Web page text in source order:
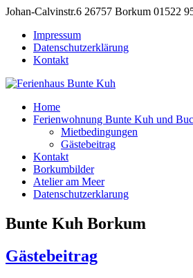
Johan-Calvinstr.6 26757 Borkum 01522
Impressum
Datenschutzerklärung
Kontakt
Home
Ferienwohnung Bunte Kuh und
Mietbedingungen
Gästebeitrag
Kontakt
Borkumbilder
Atelier am Meer
Datenschutzerklarung
Bunte Kuh Borkum
Gästebeitrag